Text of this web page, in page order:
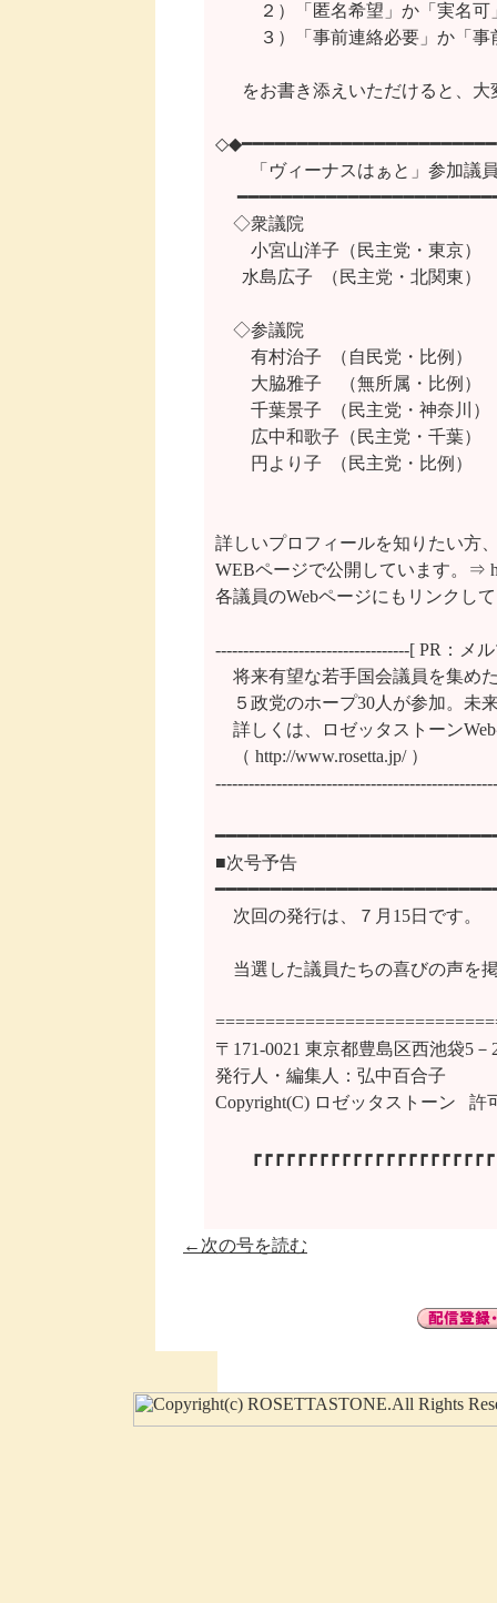
　  ２）「匿名希望」か「実名可
　  ３）「事前連絡必要」か「
をお書き添えいただけると、大
「ヴィーナスはぁと」参加議
◇衆議院
小宮山洋子（民主党・東京）　
水島広子  （民主党・北関東）
◇参議院
有村治子  （自民党・比例）　
大脇雅子　（無所属・比例）　
千葉景子  （民主党・神奈川）
広中和歌子（民主党・千葉）
円より子  （民主党・比例）　
詳しいプロフィールを知りたい方
WEBページで公開しています。⇒
各議員のWebページにもリンクし
-----------------------------------[ PR：メ
将来有望な若手国会議員を集め
５政党のホープ30人が参加。未
詳しくは、ロゼッタストーン
（ http://www.rosetta.jp/ ）
■次号予告
次回の発行は、７月15日です。
当選した議員たちの喜びの声を
〒171-0021 東京都豊島区西池袋5
発行人・編集人：弘中百合子
Copyright(C) ロゼッタストーン
←次の号を読む